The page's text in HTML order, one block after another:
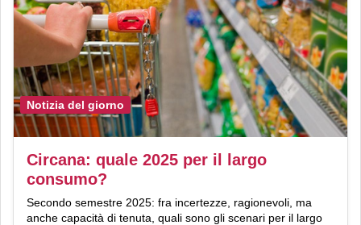
Notizia del giorno
Circana: quale 2025 per il largo
consumo?
Secondo semestre 2025: fra incertezze, ragionevoli, ma
anche capacità di tenuta, quali sono gli scenari per il largo